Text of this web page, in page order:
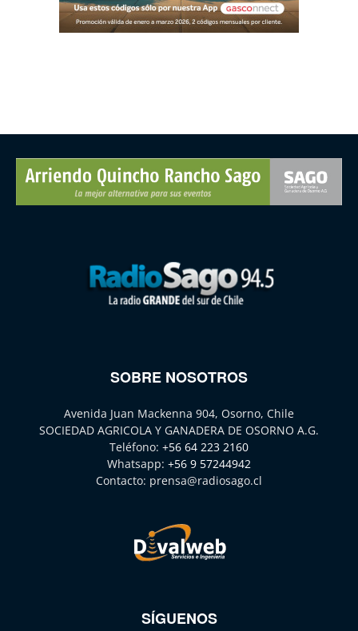
SOBRE NOSOTROS
Avenida Juan Mackenna 904, Osorno, Chile
SOCIEDAD AGRICOLA Y GANADERA DE OSORNO A.G.
Teléfono: +56 64 223 2160
Whatsapp: +56 9 57244942
Contacto: prensa@radiosago.cl
SÍGUENOS